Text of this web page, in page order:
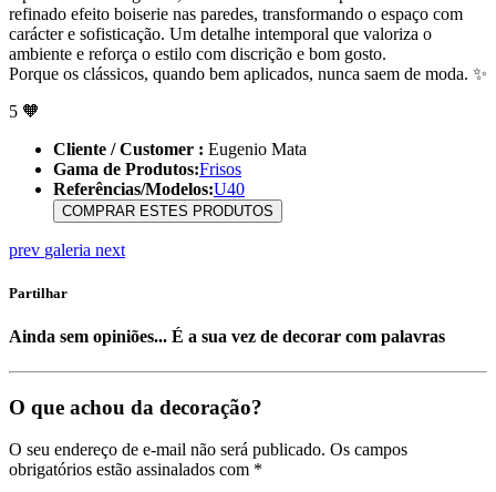
refinado efeito boiserie nas paredes, transformando o espaço com
carácter e sofisticação. Um detalhe intemporal que valoriza o
ambiente e reforça o estilo com discrição e bom gosto.
Porque os clássicos, quando bem aplicados, nunca saem de moda. ✨
5 🧡
Cliente / Customer : Eugenio Mata
Gama de Produtos:Frisos
Referências/Modelos:U40
COMPRAR ESTES PRODUTOS
prev galeria next
Partilhar
Ainda sem opiniões... É a sua vez de decorar com palavras
O que achou da decoração?️
O seu endereço de e-mail não será publicado. Os campos
obrigatórios estão assinalados com *